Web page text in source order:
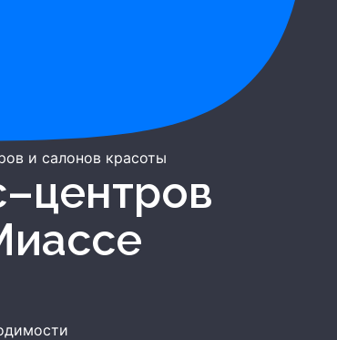
и салонов красоты